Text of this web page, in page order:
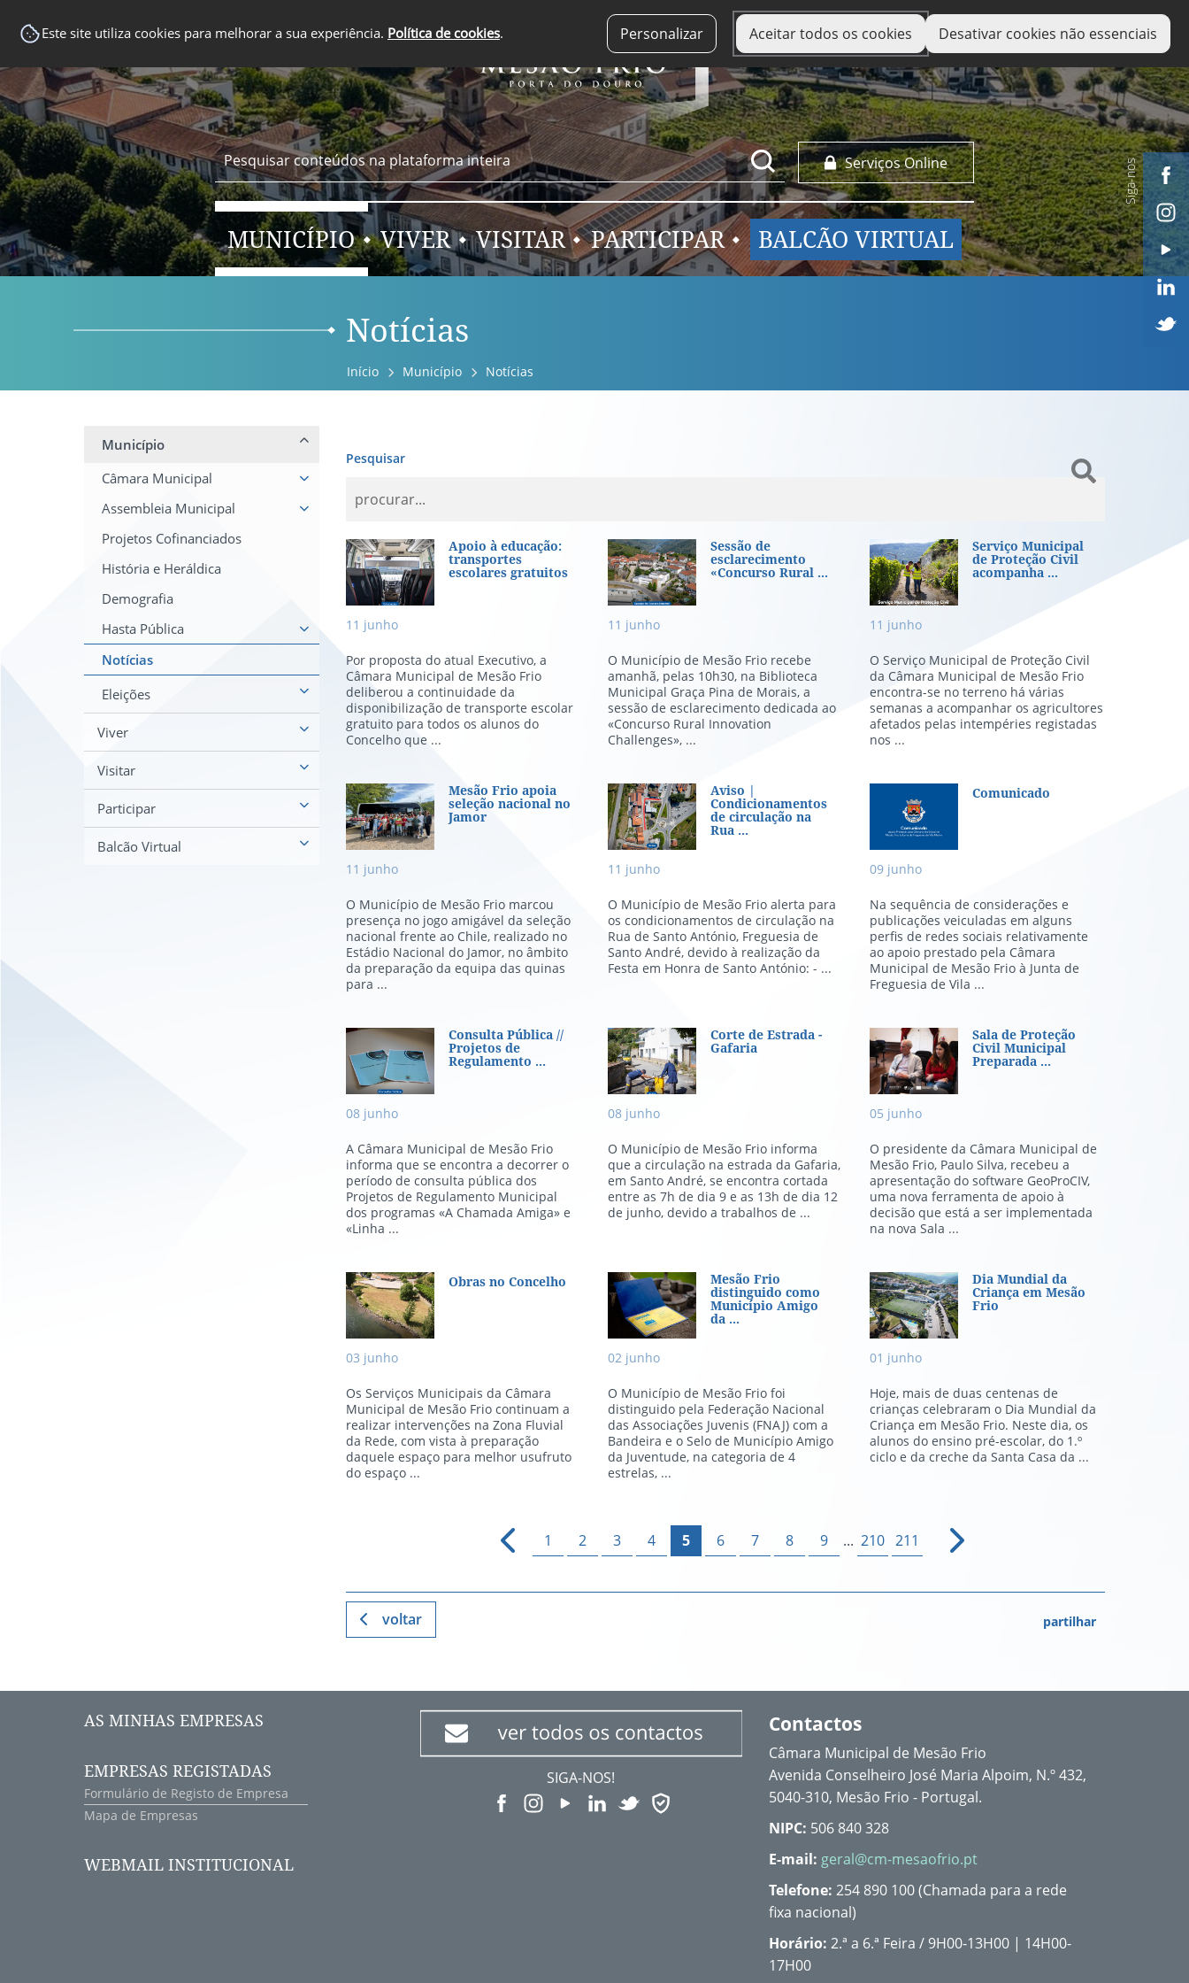
Este site utiliza cookies para melhorar a sua experiência. Política de cookies. Personalizar Aceitar todos os cookies Desativar cookies não essenciais
Serviços Online
MUNICÍPIO VIVER VISITAR PARTICIPAR BALCÃO VIRTUAL
Siga-nos
Notícias
Início Município Notícias
Município
Câmara Municipal
Assembleia Municipal
Projetos Cofinanciados
História e Heráldica
Demografia
Hasta Pública
Notícias
Eleições
Viver
Visitar
Participar
Balcão Virtual
Pesquisar
Apoio à educação: transportes escolares gratuitos
11 junho
Por proposta do atual Executivo, a
Câmara Municipal de Mesão Frio
deliberou a continuidade da
disponibilização de transporte escolar
gratuito para todos os alunos do
Concelho que ...
Apoio à educação:
transportes
escolares gratuitos
Sessão de esclarecimento «Concurso Rural
11 junho
O Município de Mesão Frio recebe
amanhã, pelas 10h30, na Biblioteca
Municipal Graça Pina de Morais, a
sessão de esclarecimento dedicada ao
«Concurso Rural Innovation
Challenges», ...
Sessão de
esclarecimento
«Concurso Rural ...
Serviço Municipal de
11 junho
O Serviço Municipal de Proteção Civil
da Câmara Municipal de Mesão Frio
encontra-se no terreno há várias
semanas a acompanhar os agricultores
afetados pelas intempéries registadas
nos ...
Serviço Municipal
de Proteção Civil
acompanha ...
Mesão Frio apoia seleção nacional no Jamor
11 junho
O Município de Mesão Frio marcou
presença no jogo amigável da seleção
nacional frente ao Chile, realizado no
Estádio Nacional do Jamor, no âmbito
da preparação da equipa das quinas
para ...
Mesão Frio apoia
seleção nacional no
Jamor
Aviso | Condicionamentos de circulação na
11 junho
O Município de Mesão Frio alerta para
os condicionamentos de circulação na
Rua de Santo António, Freguesia de
Santo André, devido à realização da
Festa em Honra de Santo António: - ...
Aviso |
Condicionamentos
de circulação na
Rua ...
Comunicado
09 junho
Na sequência de considerações e
publicações veiculadas em alguns
perfis de redes sociais relativamente
ao apoio prestado pela Câmara
Municipal de Mesão Frio à Junta de
Freguesia de Vila ...
Comunicado
Consulta Pública // Projetos de Regulamento Municipal dos
08 junho
A Câmara Municipal de Mesão Frio
informa que se encontra a decorrer o
período de consulta pública dos
Projetos de Regulamento Municipal
dos programas «A Chamada Amiga» e
«Linha ...
Consulta Pública //
Projetos de
Regulamento ...
Corte de Estrada - Gafaria
08 junho
O Município de Mesão Frio informa
que a circulação na estrada da Gafaria,
em Santo André, se encontra cortada
entre as 7h de dia 9 e as 13h de dia 12
de junho, devido a trabalhos de ...
Corte de Estrada -
Gafaria Sala de Proteção Civil
05 junho
O presidente da Câmara Municipal de
Mesão Frio, Paulo Silva, recebeu a
apresentação do software GeoProCIV,
uma nova ferramenta de apoio à
decisão que está a ser implementada
na nova Sala ...
Sala de Proteção
Civil Municipal
Preparada ...
Obras no Concelho
03 junho
Os Serviços Municipais da Câmara
Municipal de Mesão Frio continuam a
realizar intervenções na Zona Fluvial
da Rede, com vista à preparação
daquele espaço para melhor usufruto
do espaço ...
Obras no Concelho Mesão Frio distinguido como Município
02 junho
O Município de Mesão Frio foi
distinguido pela Federação Nacional
das Associações Juvenis (FNAJ) com a
Bandeira e o Selo de Município Amigo
da Juventude, na categoria de 4
estrelas, ...
Mesão Frio
distinguido como
Município Amigo
da ...
Dia Mundial da Criança
01 junho
Hoje, mais de duas centenas de
crianças celebraram o Dia Mundial da
Criança em Mesão Frio. Neste dia, os
alunos do ensino pré-escolar, do 1.º
ciclo e da creche da Santa Casa da ...
Dia Mundial da
Criança em Mesão
Frio
1 2 3 4 5 6 7 8 9 ... 210 211
voltar partilhar
AS MINHAS EMPRESAS
EMPRESAS REGISTADAS
Formulário de Registo de Empresa
Mapa de Empresas
WEBMAIL INSTITUCIONAL
SIGA-NOS!
Contactos
Câmara Municipal de Mesão Frio
Avenida Conselheiro José Maria Alpoim, N.º 432,
5040-310, Mesão Frio - Portugal.
NIPC: 506 840 328
E-mail: geral@cm-mesaofrio.pt
Telefone: 254 890 100 (Chamada para a rede
fixa nacional)
Horário:2.ª a 6.ª Feira / 9H00-13H00 | 14H00-
17H00